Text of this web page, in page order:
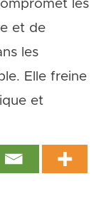
les
et de
les
Elle freine
et